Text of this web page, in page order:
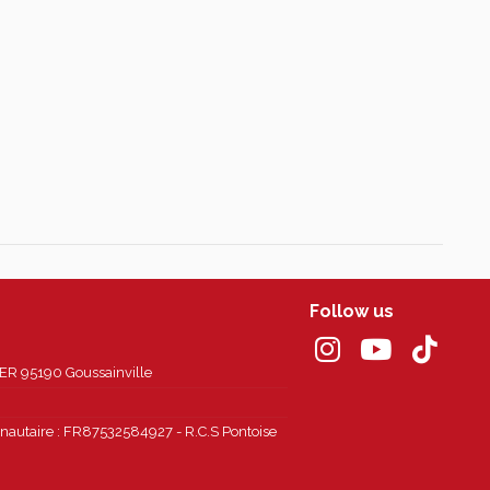
95190 Goussainville
: FR87532584927 - R.C.S Pontoise
Follow us